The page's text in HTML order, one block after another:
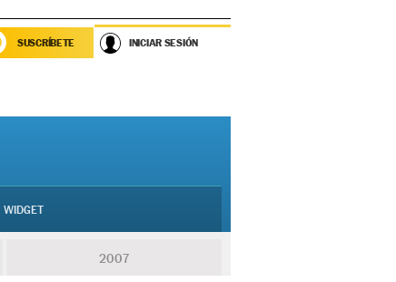
SUSCRÍBETE INICIAR SESIÓN
WIDGET
2007